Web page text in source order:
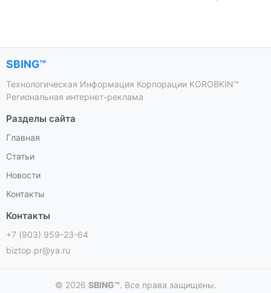
SBING™
Технологическая Информация Корпорации KOROBKIN™
Региональная интернет-реклама
Разделы сайта
Главная
Статьи
Новости
Контакты
Контакты
+7 (903) 959-23-64
biztop.pr@ya.ru
© 2026 SBING™. Все права защищены.